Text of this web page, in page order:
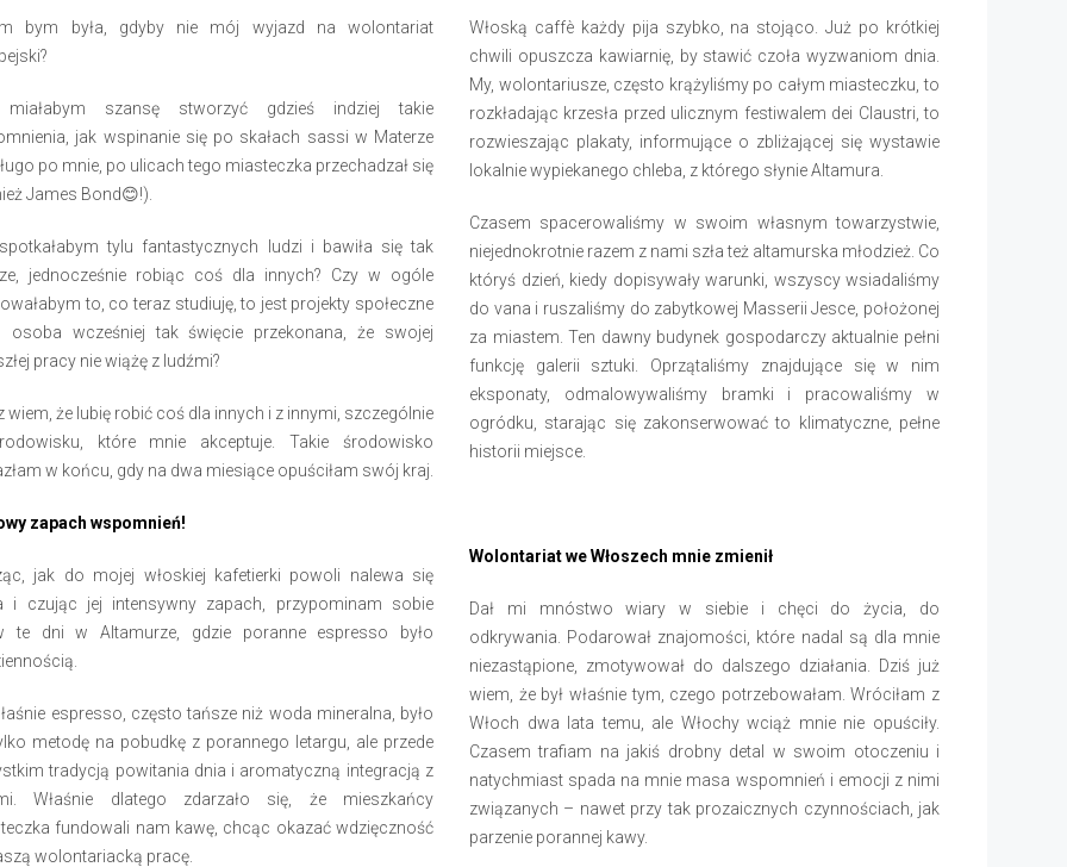
bym była, gdyby nie mój wyjazd na wolontariat
miałabym szansę stworzyć gdzieś indziej takie
jak wspinanie się po skałach sassi w Materze
po mnie, po ulicach tego miasteczka przechadzał się
James Bond😊!).
tylu fantastycznych ludzi i bawiła się tak
jednocześnie robiąc coś dla innych? Czy w ogóle
to, co teraz studiuję, to jest projekty społeczne
osoba wcześniej tak święcie przekonana, że swojej
pracy nie wiążę z ludźmi?
wiem, że lubię robić coś dla innych i z innymi, szczególnie
które mnie akceptuje. Takie środowisko
w końcu, gdy na dwa miesiące opuściłam swój kraj.
zapach wspomnień!
jak do mojej włoskiej kafetierki powoli nalewa się
i czując jej intensywny zapach, przypominam sobie
te dni w Altamurze, gdzie poranne espresso było
espresso, często tańsze niż woda mineralna, było
metodę na pobudkę z porannego letargu, ale przede
tradycją powitania dnia i aromatyczną integracją z
Właśnie dlatego zdarzało się, że mieszkańcy
fundowali nam kawę, chcąc okazać wdzięczność
wolontariacką pracę.
Włoską caffè każdy pija szybko, na stojąco. Już po krótkiej
chwili opuszcza kawiarnię, by stawić czoła wyzwaniom dnia.
My, wolontariusze, często krążyliśmy po całym miasteczku, to
rozkładając krzesła przed ulicznym festiwalem dei Claustri, to
rozwieszając plakaty, informujące o zbliżającej się wystawie
lokalnie wypiekanego chleba, z którego słynie Altamura.
Czasem spacerowaliśmy w swoim własnym towarzystwie,
niejednokrotnie razem z nami szła też altamurska młodzież. Co
któryś dzień, kiedy dopisywały warunki, wszyscy wsiadaliśmy
do vana i ruszaliśmy do zabytkowej Masserii Jesce, położonej
za miastem. Ten dawny budynek gospodarczy aktualnie pełni
funkcję galerii sztuki. Oprzątaliśmy znajdujące się w nim
eksponaty, odmalowywaliśmy bramki i pracowaliśmy w
ogródku, starając się zakonserwować to klimatyczne, pełne
historii miejsce.
Wolontariat we Włoszech mnie zmienił
Dał mi mnóstwo wiary w siebie i chęci do życia, do
odkrywania. Podarował znajomości, które nadal są dla mnie
niezastąpione, zmotywował do dalszego działania. Dziś już
wiem, że był właśnie tym, czego potrzebowałam. Wróciłam z
Włoch dwa lata temu, ale Włochy wciąż mnie nie opuściły.
Czasem trafiam na jakiś drobny detal w swoim otoczeniu i
natychmiast spada na mnie masa wspomnień i emocji z nimi
związanych – nawet przy tak prozaicznych czynnościach, jak
parzenie porannej kawy.